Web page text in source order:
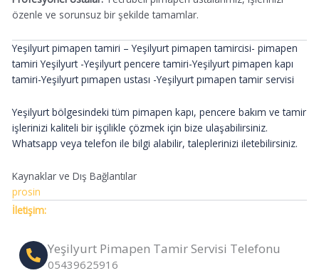
özenle ve sorunsuz bir şekilde tamamlar.
Yeşilyurt pimapen tamiri – Yeşilyurt pimapen tamircisi- pimapen
tamiri Yeşilyurt -Yeşilyurt pencere tamiri-Yeşilyurt pimapen kapı
tamiri-Yeşilyurt pımapen ustası -Yeşilyurt pımapen tamir servisi
Yeşilyurt bölgesindeki tüm pimapen kapı, pencere bakım ve tamir
işlerinizi kaliteli bir işçilikle çözmek için bize ulaşabilirsiniz.
Whatsapp veya telefon ile bilgi alabilir, taleplerinizi iletebilirsiniz.
Kaynaklar ve Dış Bağlantılar
prosin
İletişim:
Yeşilyurt Pimapen Tamir Servisi Telefonu
05439625916